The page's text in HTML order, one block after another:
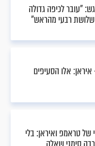
"עובר לכיפה גדולה
רבעי מהראש"
אלו הסעיפים
טראמפ ואיראן: בלי